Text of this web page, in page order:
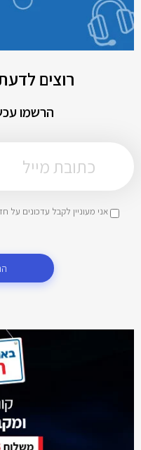
רוצים
הרשמו
אני מעוניין לקבל עדכונים